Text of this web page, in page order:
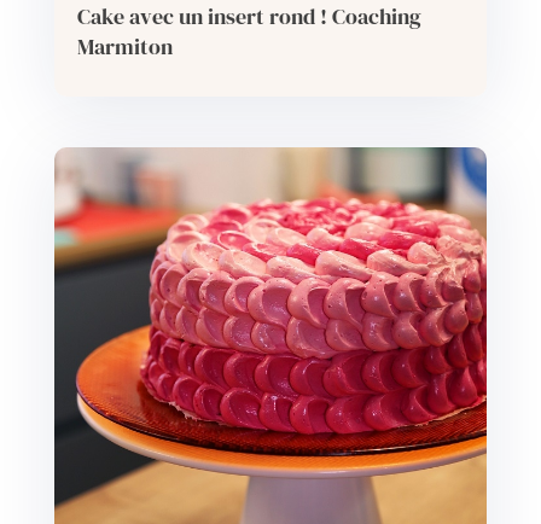
Cake avec un insert rond ! Coaching
Marmiton